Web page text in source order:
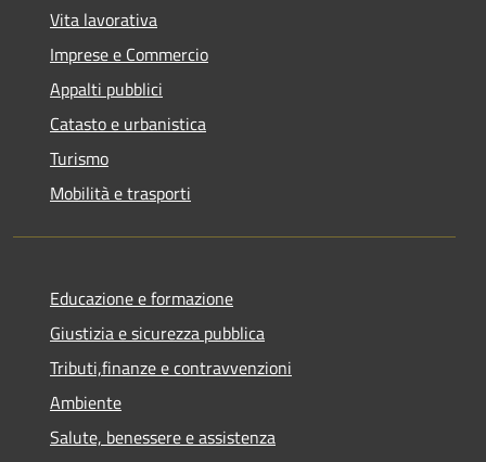
Vita lavorativa
Imprese e Commercio
Appalti pubblici
Catasto e urbanistica
Turismo
Mobilità e trasporti
Educazione e formazione
Giustizia e sicurezza pubblica
Tributi,finanze e contravvenzioni
Ambiente
Salute, benessere e assistenza